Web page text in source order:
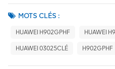
MOTS CLÉS :
HUAWEI H902GPHF HUAWEI
HUAWEI 03025CLÉ H902GPHF